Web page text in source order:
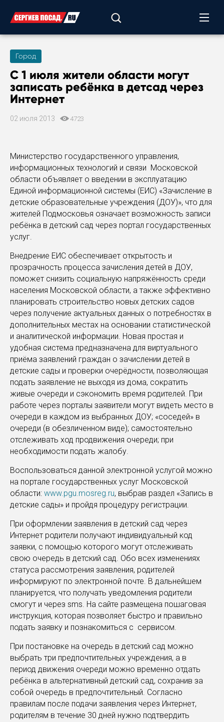
Город
С 1 июля жители области могут
записать ребёнка в детсад через
Интернет
02 июля 2013 4723
Министерство государственного управления,
информационных технологий и связи Московской
области объявляет о введении в эксплуатацию
Единой информационной системы (ЕИС) «Зачисление в
детские образовательные учреждения (ДОУ)», что для
жителей Подмосковья означает возможность записи
ребёнка в детский сад через портал государственных
услуг.
Внедрение ЕИС обеспечивает открытость и
прозрачность процесса зачисления детей в ДОУ,
поможет снизить социальную напряжённость среди
населения Московской области, а также эффективно
планировать строительство новых детских садов
через получение актуальных данных о потребностях в
дополнительных местах на основании статистической
и аналитической информации. Новая простая и
удобная система предназначена для виртуального
приёма заявлений граждан о зачислении детей в
детские сады и проверки очерёдности, позволяющая
подать заявление не выходя из дома, сократить
живые очереди и сэкономить время родителей. При
работе через порталы заявители могут видеть место в
очереди в каждом из выбранных ДОУ; «соседей» в
очереди (в обезличенном виде); самостоятельно
отслеживать ход продвижения очереди; при
необходимости подать жалобу.
Воспользоваться данной электронной услугой можно
на портале государственных услуг Московской
области: www.pgu.mosreg.ru, выбрав раздел «Запись в
детские сады» и пройдя процедуру регистрации.
При оформлении заявления в детский сад через
Интернет родители получают индивидуальный код
заявки, с помощью которого могут отслеживать
свою очередь в детский сад. Обо всех изменениях
статуса рассмотрения заявления, родителей
информируют по электронной почте. В дальнейшем
планируется, что получать уведомления родители
смогут и через sms. На сайте размещена пошаговая
инструкция, которая позволяет быстро и правильно
подать заявку и познакомиться с сервисом.
При постановке на очередь в детский сад можно
выбрать три предпочтительных учреждения, а в
период движения очереди можно временно отдать
ребёнка в альтернативный детский сад, сохранив за
собой очередь в предпочтительный. Согласно
правилам после подачи заявления через Интернет,
родителям в течение 30 дней нужно подтвердить